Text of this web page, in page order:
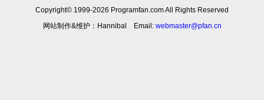
Copyright© 1999-2026 Programfan.com All Rights Reserved
网站制作&维护：Hannibal Email: webmaster@pfan.cn